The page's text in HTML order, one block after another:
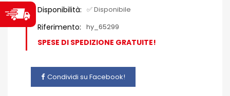
Disponibilità: ✅ Disponibile
Riferimento: hy_65299
SPESE DI SPEDIZIONE GRATUITE!
Condividi su Facebook!